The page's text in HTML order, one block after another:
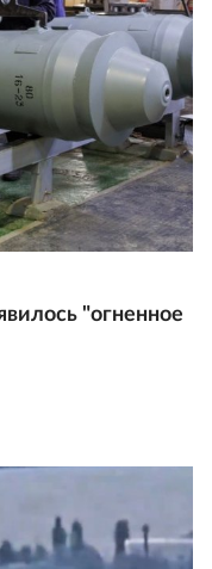
"огненное